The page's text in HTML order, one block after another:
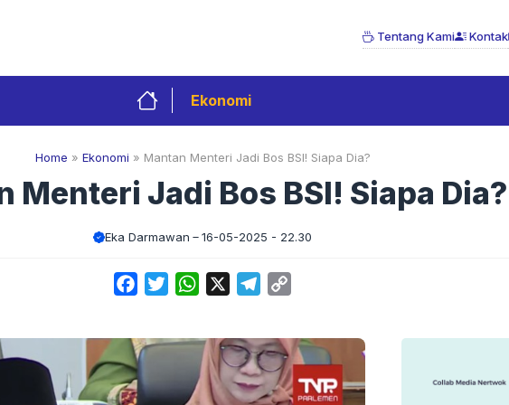
Tentang Kami Kontak
Ekonomi
Home » Ekonomi » Mantan Menteri Jadi Bos BSI! Siapa Dia?
Menteri Jadi Bos BSI! Siapa Dia?
Eka Darmawan 16-05-2025 - 22.30
FacebookTwitterWhatsApp Telegram